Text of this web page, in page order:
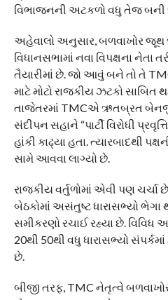
વિભાજનની અટકળો વધુ તેજ બની
અહેવાલો અનુસાર, બળવાખોર
વિધાનસભામાં નવા વિપક્ષના નેતા
તૈયારીમાં છે. જો આવું બને તો તે
માટે મોટો રાજકીય ઝટકો સાબિત
તાજેતરમાં TMCએ ઋતબ્રત
સંદીપન સહાને “પાર્ટી વિરોધી
હાંકી કાઢ્યા હતા. ત્યારબાદથી
સામે આવવા લાગ્યો છે.
રાજકીય વર્તુળોમાં એવી પણ ચર્ચા
બેઠકોમાં અસંતુષ્ટ ધારાસભ્યો ભેગા
સમીકરણો રચાઈ રહ્યા છે. વિવિધ
20થી 50થી વધુ ધારાસભ્યો સંપર્કમાં
છે.
બીજી તરફ, TMC નેતૃત્વે